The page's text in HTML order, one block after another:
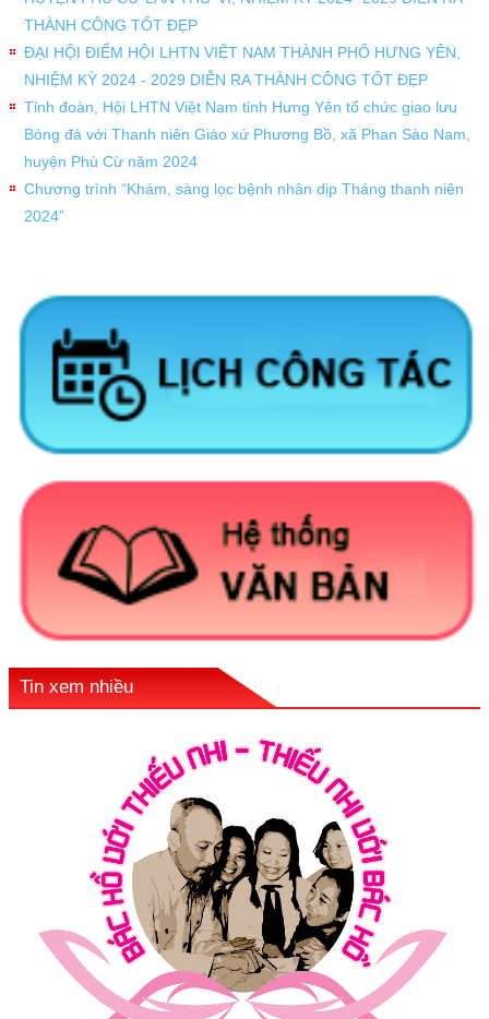
THÀNH CÔNG TỐT ĐẸP
ĐẠI HỘI ĐIỂM HỘI LHTN VIỆT NAM THÀNH PHỐ HƯNG YÊN,
NHIỆM KỲ 2024 - 2029 DIỄN RA THÀNH CÔNG TỐT ĐẸP
Tỉnh đoàn, Hội LHTN Việt Nam tỉnh Hưng Yên tổ chức giao lưu
Bóng đá với Thanh niên Giáo xứ Phương Bồ, xã Phan Sào Nam,
huyện Phù Cừ năm 2024
Chương trình “Khám, sàng lọc bệnh nhân dịp Tháng thanh niên
2024”
Tin xem nhiều